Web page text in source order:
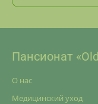
Пансионат
О нас
Медицинский уход